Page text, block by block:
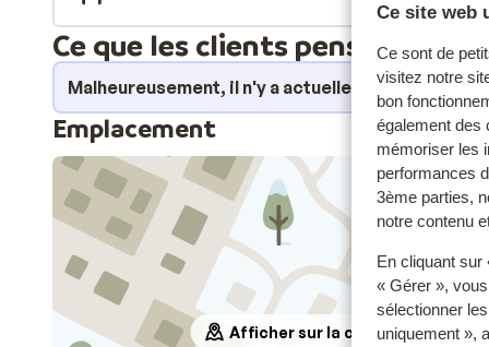
Ce site web
Ce sont de
visitez notre
bon
également des
mémoriser les
performances
3ème parties,
notre contenu
En cliquant
« Gérer »,
sélectionner
uniquement »,
Ce que les clients pensent
Malheureusement, il n'y a actuellement aucun
Emplacement
Afficher sur la carte